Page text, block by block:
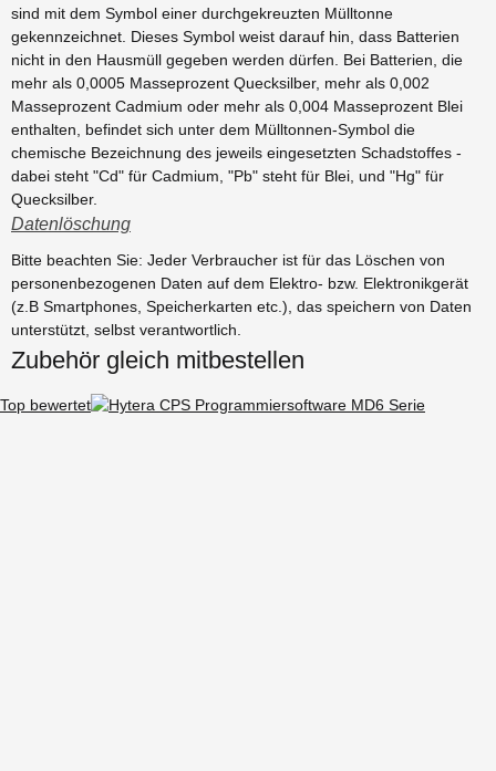
sind mit dem Symbol einer durchgekreuzten Mülltonne
gekennzeichnet. Dieses Symbol weist darauf hin, dass Batterien
nicht in den Hausmüll gegeben werden dürfen. Bei Batterien, die
mehr als 0,0005 Masseprozent Quecksilber, mehr als 0,002
Masseprozent Cadmium oder mehr als 0,004 Masseprozent Blei
enthalten, befindet sich unter dem Mülltonnen-Symbol die
chemische Bezeichnung des jeweils eingesetzten Schadstoffes -
dabei steht "Cd" für Cadmium, "Pb" steht für Blei, und "Hg" für
Quecksilber.
Datenlöschung
Bitte beachten Sie: Jeder Verbraucher ist für das Löschen von
personenbezogenen Daten auf dem Elektro- bzw. Elektronikgerät
(z.B Smartphones, Speicherkarten etc.), das speichern von Daten
unterstützt, selbst verantwortlich.
Zubehör gleich mitbestellen
Top bewertet